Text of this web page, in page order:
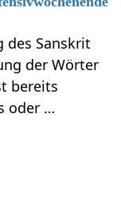
des Sanskrit
der Wörter
bereits
oder …